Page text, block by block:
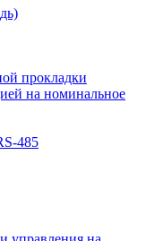
прокладки
на номинальное
485